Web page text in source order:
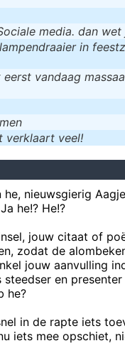
media. dan
in
vandaag
verklaart veel!
nieuwsgierig
he!? He!?
jouw citaat of
zodat de
jouw aanvulling
en
he?
in de rapte iets
iets mee opschiet,